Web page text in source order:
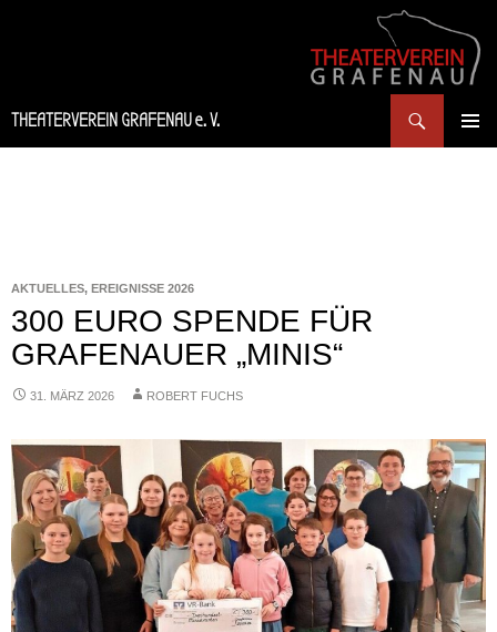
THEATERVEREIN GRAFENAU e. V.
AKTUELLES, EREIGNISSE 2026
300 EURO SPENDE FÜR
GRAFENAUER „MINIS“
31. MÄRZ 2026 ROBERT FUCHS